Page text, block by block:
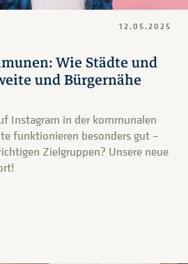
Wie Städte und
und Bürgernähe
12.05.2025
Instagram in der kommunalen
funktionieren besonders gut –
Zielgruppen? Unsere neue